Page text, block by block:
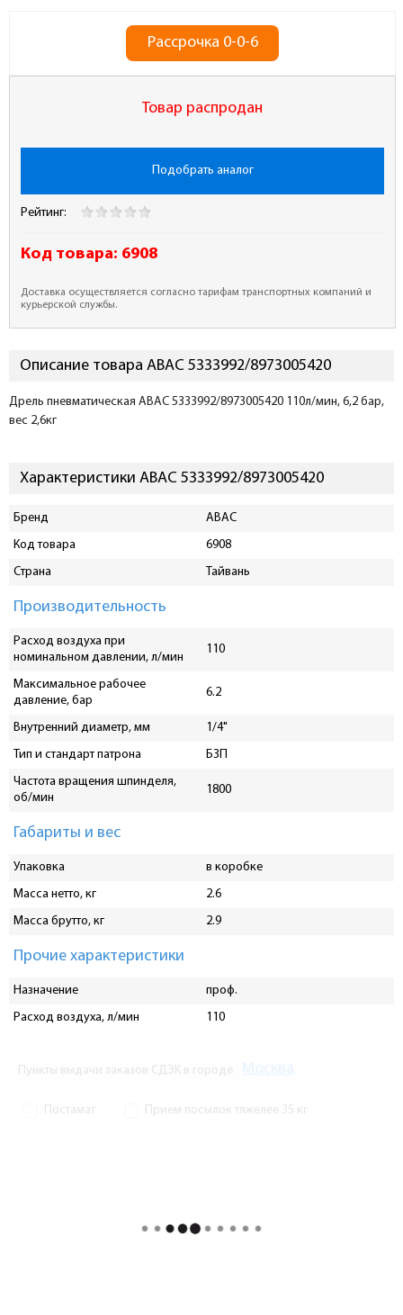
Рассрочка 0-0-6
Товар распродан
Подобрать аналог
Рейтинг:
Код товара: 6908
Доставка осуществляется согласно тарифам транспортных компаний и
курьерской службы.
Описание товара ABAC 5333992/8973005420
Дрель пневматическая ABAC 5333992/8973005420 110л/мин, 6,2 бар,
вес 2,6кг
Характеристики ABAC 5333992/8973005420
Бренд
ABAC
Код товара
6908
Страна
Тайвань
Производительность
Расход воздуха при
номинальном давлении, л/мин
110
Максимальное рабочее
давление, бар
6.2
Внутренний диаметр, мм
1/4"
Тип и стандарт патрона
БЗП
Частота вращения шпинделя,
об/мин
1800
Габариты и вес
Упаковка
в коробке
Масса нетто, кг
2.6
Масса брутто, кг
2.9
Прочие характеристики
Назначение
проф.
Расход воздуха, л/мин
110
Пункты выдачи заказов СДЭК в городе
Постамат Прием посылок тяжелее 35 кг